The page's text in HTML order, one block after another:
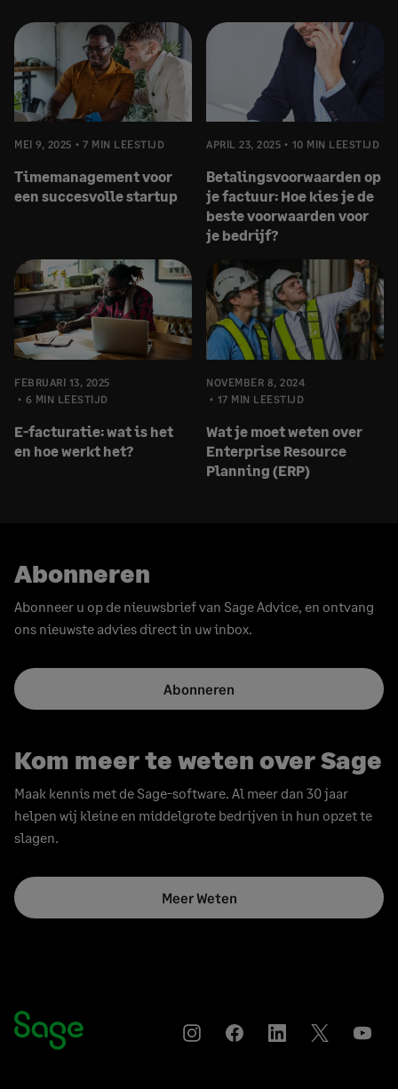
MEI 9, 2025 7 MIN LEESTIJD
Timemanagement voor
een succesvolle startup
APRIL 23, 2025 10 MIN LEESTIJD
Betalingsvoorwaarden op
je factuur: Hoe kies je de
beste voorwaarden voor
je bedrijf?
FEBRUARI 13, 2025
6 MIN LEESTIJD
E-facturatie: wat is het
en hoe werkt het?
NOVEMBER 8, 2024
17 MIN LEESTIJD
Wat je moet weten over
Enterprise Resource
Planning (ERP)
Abonneren
Abonneer u op de nieuwsbrief van Sage Advice, en ontvang
ons nieuwste advies direct in uw inbox.
Abonneren
Kom meer te weten over Sage
Maak kennis met de Sage-software. Al meer dan 30 jaar
helpen wij kleine en middelgrote bedrijven in hun opzet te
slagen.
Meer Weten
InstagramFacebookLinkedInTwitter